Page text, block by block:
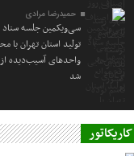
حمیدرضا مرادی
سی‌ویکمین جلسه ستاد
تولید استان تهران با
واحدهای آسیب‌دیده
شد
کاریکاتور